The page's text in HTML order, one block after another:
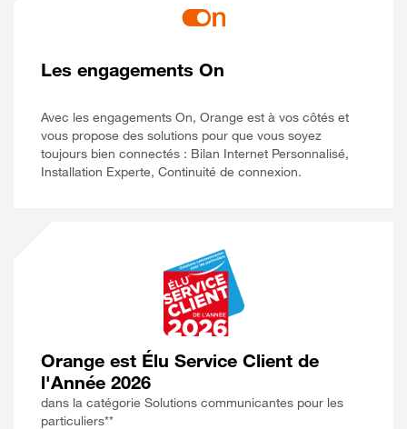
Les engagements On
Avec les engagements On, Orange est à vos côtés et
vous propose des solutions pour que vous soyez
toujours bien connectés : Bilan Internet Personnalisé,
Installation Experte, Continuité de connexion.
Orange est Élu Service Client de
l'Année 2026
dans la catégorie Solutions communicantes pour les
particuliers**